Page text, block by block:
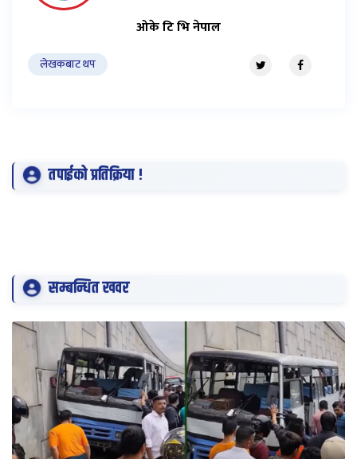
ओके टि भि नेपाल
लेखकबाट थप
तपाईको प्रतिक्रिया !
सम्बन्धित खवर